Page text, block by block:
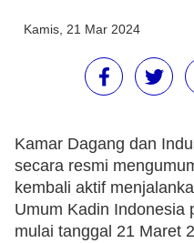
Kamis, 21 Mar 2024
Kamar Dagang dan
secara resmi
kembali aktif
Umum Kadin Indonesia
mulai tanggal 21 Maret